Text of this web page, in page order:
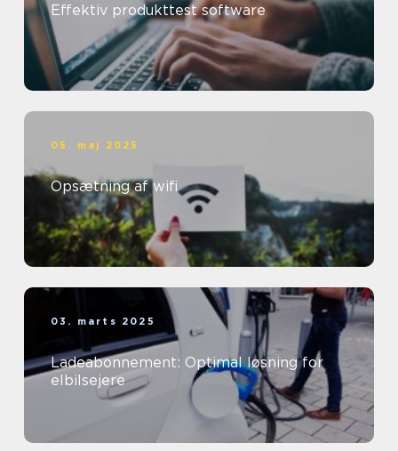
Effektiv produkttest software
05. maj 2025
Opsætning af wifi
03. marts 2025
Ladeabonnement: Optimal løsning for
elbilsejere